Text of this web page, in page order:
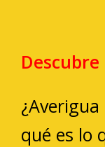
Descubre
¿Averigua
qué es lo